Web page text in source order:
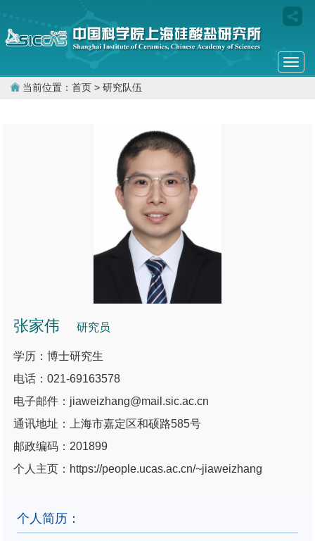
当前位置： 首页 > 研究队伍
张家伟 研究员
学历：博士研究生
电话：021-69163578
电子邮件：jiaweizhang@mail.sic.ac.cn
通讯地址：上海市嘉定区和硕路585号
邮政编码：201899
个人主页：https://people.ucas.ac.cn/~jiaweizhang
个人简历：